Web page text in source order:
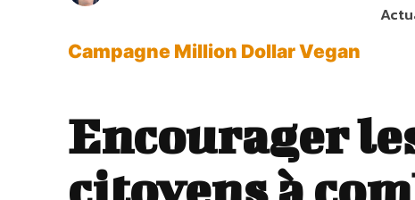
Campagne Million Dollar Vegan
Encourager